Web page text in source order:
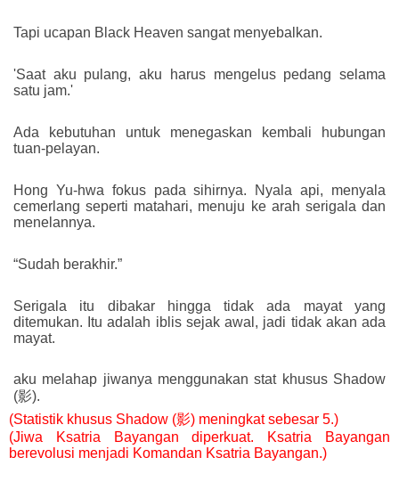
Tapi ucapan Black Heaven sangat menyebalkan.
'Saat aku pulang, aku harus mengelus pedang selama
satu jam.'
Ada kebutuhan untuk menegaskan kembali hubungan
tuan-pelayan.
Hong Yu-hwa fokus pada sihirnya. Nyala api, menyala
cemerlang seperti matahari, menuju ke arah serigala dan
menelannya.
“Sudah berakhir.”
Serigala itu dibakar hingga tidak ada mayat yang
ditemukan. Itu adalah iblis sejak awal, jadi tidak akan ada
mayat.
aku melahap jiwanya menggunakan stat khusus Shadow
(影).
(Statistik khusus Shadow (影) meningkat sebesar 5.)
(Jiwa Ksatria Bayangan diperkuat. Ksatria Bayangan
berevolusi menjadi Komandan Ksatria Bayangan.)